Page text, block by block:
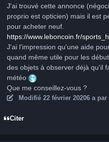
J'ai trouvé cette annonce
proprio est opticien) mais il est
pour acheter neuf.
https://www.leboncoin.fr/
J'ai l'impression qu'une aide
quand même utile pour les
des objets à observer déjà qu'il
météo
Que me conseillez-vous ?
Modifié 22 février 20206 apar
Citer